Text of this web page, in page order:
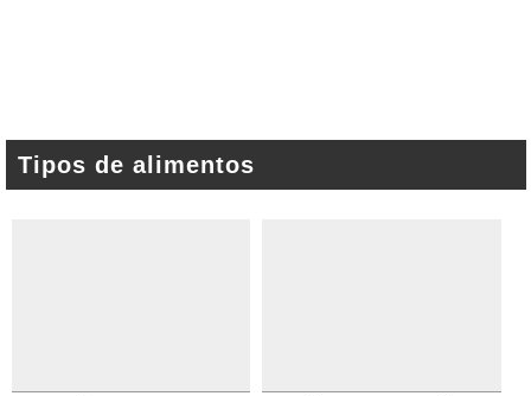
Tipos de alimentos